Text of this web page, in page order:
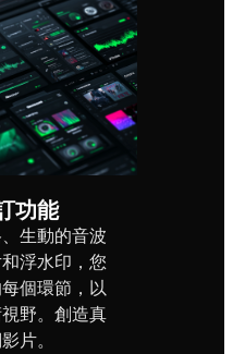
功能
生動的音波
浮水印，您
個環節，以
野。創造真
片。